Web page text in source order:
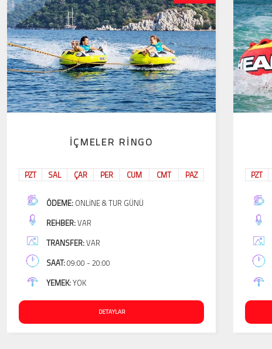
İÇMELER RINGO
PZT SAL ÇAR PER CUM CMT PAZ
ÖDEME: ONLINE & TUR GÜNÜ
REHBER:VAR
TRANSFER:VAR
SAAT:09:00 - 20:00
YEMEK:YOK
DETAYLAR
PZT